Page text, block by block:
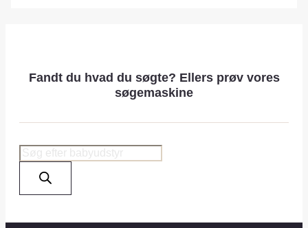
Fandt du hvad du søgte? Ellers prøv vores
søgemaskine
Products
search